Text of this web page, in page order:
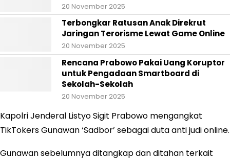
20 November 2025
Terbongkar Ratusan Anak Direkrut
Jaringan Terorisme Lewat Game Online
20 November 2025
Rencana Prabowo Pakai Uang Koruptor
untuk Pengadaan Smartboard di
Sekolah-Sekolah
20 November 2025
Kapolri Jenderal Listyo Sigit Prabowo mengangkat
TikTokers Gunawan ‘Sadbor’ sebagai duta anti judi online.
Gunawan sebelumnya ditangkap dan ditahan terkait